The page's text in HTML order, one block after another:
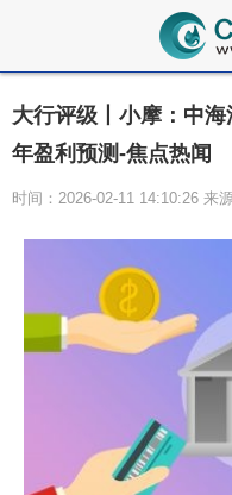
大行评级丨小摩：中
年盈利预测-焦点热闻
时间：2026-02-11 14:10:26 来